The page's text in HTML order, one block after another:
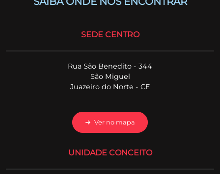
SEDE CENTRO
Rua São Benedito - 344
São Miguel
Juazeiro do Norte - CE
Ver no mapa
UNIDADE CONCEITO